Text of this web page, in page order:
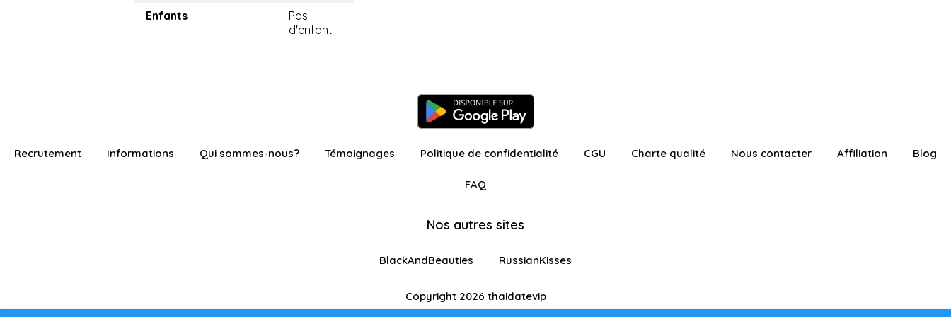
Enfants
Pas
d'enfant
Recrutement Informations Qui sommes-nous? Témoignages Politique de confidentialité CGU Charte qualité Nous contacter Affiliation Blog
FAQ
Nos autres sites
BlackAndBeauties RussianKisses
Copyright 2026 thaidatevip